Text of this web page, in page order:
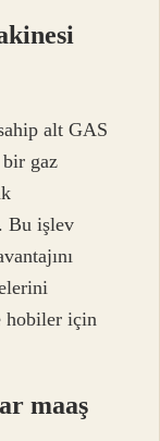
alt GAS
gaz
Bu işlev
hobiler için
maaş